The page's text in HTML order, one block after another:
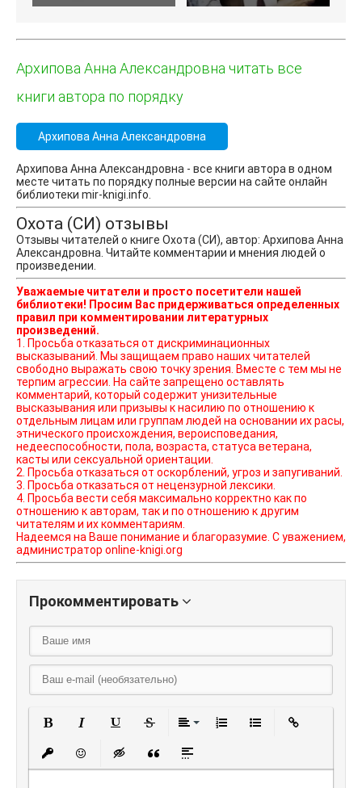
Архипова Анна Александровна читать все
книги автора по порядку
Архипова Анна Александровна
Архипова Анна Александровна - все книги автора в одном
месте читать по порядку полные версии на сайте онлайн
библиотеки mir-knigi.info.
Охота (СИ) отзывы
Отзывы читателей о книге Охота (СИ), автор: Архипова Анна
Александровна. Читайте комментарии и мнения людей о
произведении.
Уважаемые читатели и просто посетители нашей
библиотеки! Просим Вас придерживаться определенных
правил при комментировании литературных
произведений.
1. Просьба отказаться от дискриминационных
высказываний. Мы защищаем право наших читателей
свободно выражать свою точку зрения. Вместе с тем мы не
терпим агрессии. На сайте запрещено оставлять
комментарий, который содержит унизительные
высказывания или призывы к насилию по отношению к
отдельным лицам или группам людей на основании их расы,
этнического происхождения, вероисповедания,
недееспособности, пола, возраста, статуса ветерана,
касты или сексуальной ориентации.
2. Просьба отказаться от оскорблений, угроз и запугиваний.
3. Просьба отказаться от нецензурной лексики.
4. Просьба вести себя максимально корректно как по
отношению к авторам, так и по отношению к другим
читателям и их комментариям.
Надеемся на Ваше понимание и благоразумие. С уважением,
администратор online-knigi.org
Прокомментировать
Полужирный
Курсив
Вставить защищенную ссылку
Вставить смайлик
Вставка скрытого текста
Вставка цитаты
Вставка спойлера